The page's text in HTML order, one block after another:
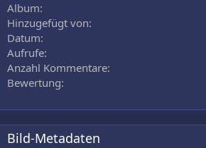
Album
Hinzugefügt von
Datum
Aufrufe
Anzahl Kommentare
Bewertung
Bild-Metadaten